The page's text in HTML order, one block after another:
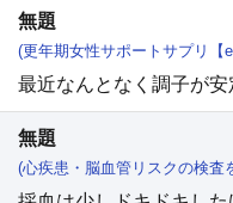
無題
(更年期女性サポートサプリ【
最近なんとなく調子が
無題
(心疾患・脳血管リスクの検査